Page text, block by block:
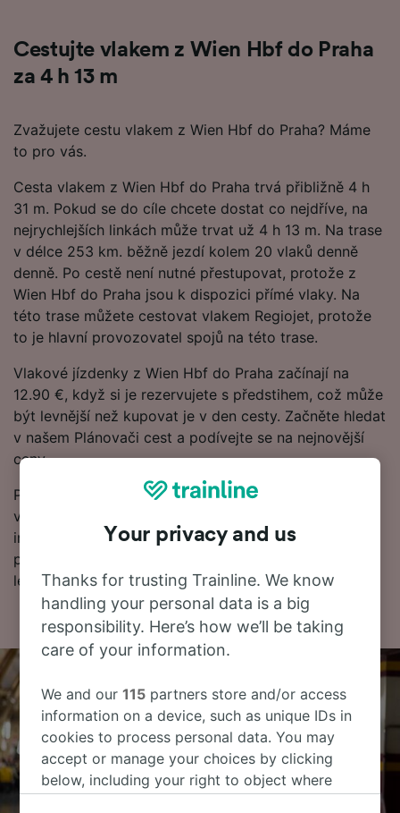
Cestujte vlakem z Wien Hbf do Praha
za 4 h 13 m
Zvažujete cestu vlakem z Wien Hbf do Praha? Máme
to pro vás.
Cesta vlakem z Wien Hbf do Praha trvá přibližně 4 h
31 m. Pokud se do cíle chcete dostat co nejdříve, na
nejrychlejších linkách může trvat už 4 h 13 m. Na trase
v délce 253 km. běžně jezdí kolem 20 vlaků denně
denně. Po cestě není nutné přestupovat, protože z
Wien Hbf do Praha jsou k dispozici přímé vlaky. Na
této trase můžete cestovat vlakem Regiojet, protože
to je hlavní provozovatel spojů na této trase.
Vlakové jízdenky z Wien Hbf do Praha začínají na
12.90 €, když si je rezervujete s předstihem, což může
být levnější než kupovat je v den cesty. Začněte hledat
v našem Plánovači cest a podívejte se na nejnovější
ceny.
Připraveni na rezervaci? Začněte hledat nejlevnější
vlakové jízdenky u nás ještě dnes. Dále najdete další
informace včetně našeho jízdního řádu, kde uvidíte
první a poslední odjezdy vlaků a také tipy, jak najít
levné vlakové jízdenky.
Your privacy and us
Thanks for trusting Trainline. We know
handling your personal data is a big
responsibility. Here’s how we’ll be taking
care of your information.
We and our115 partners store and/or access
information on a device, such as unique IDs in
cookies to process personal data. You may
accept or manage your choices by clicking
below, including your right to object where